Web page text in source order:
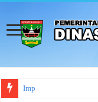
Implementasi Panduan P